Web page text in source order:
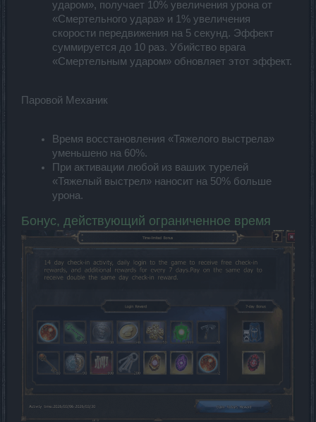
ударом», получает 10% увеличения урона от
«Смертельного удара» и 1% увеличения
скорости передвижения на 5 секунд. Эффект
суммируется до 10 раз. Убийство врага
«Смертельным ударом» обновляет этот эффект.
Паровой Механик
Время восстановления «Тяжелого выстрела»
уменьшено на 60%.
При активации любой из ваших турелей
«Тяжелый выстрел» наносит на 50% больше
урона.
Бонус, действующий ограниченное время